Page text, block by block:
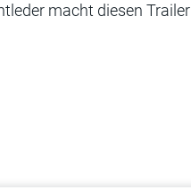
macht diesen Trailer